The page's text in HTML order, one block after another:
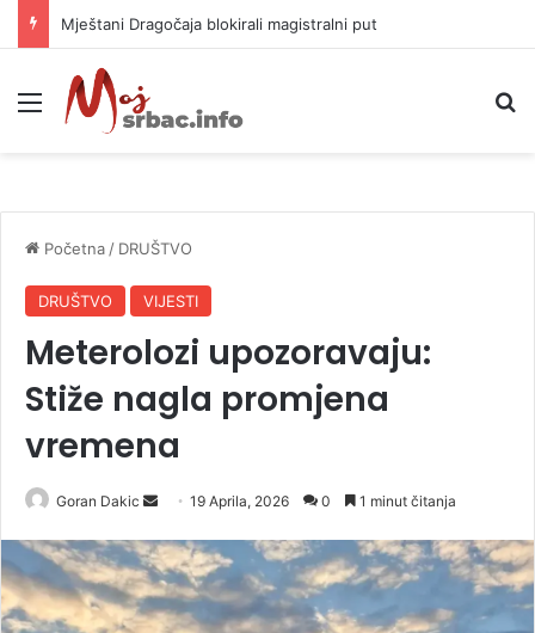
Helikopter ponovo gasi vatru u selima kod Trebinja
Meni
Početna / DRUŠTVO
DRUŠTVO VIJESTI
Meterolozi upozoravaju:
Stiže nagla promjena
vremena
Goran Dakic
n
d
a
19 Aprila, 2026 0 1 minut čitanja